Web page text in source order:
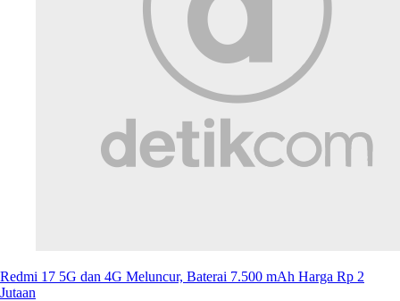
Redmi 17 5G dan 4G Meluncur, Baterai 7.500 mAh Harga Rp 2
Jutaan